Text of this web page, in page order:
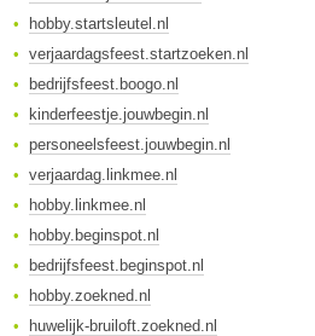
hobby.startsleutel.nl
verjaardagsfeest.startzoeken.nl
bedrijfsfeest.boogo.nl
kinderfeestje.jouwbegin.nl
personeelsfeest.jouwbegin.nl
verjaardag.linkmee.nl
hobby.linkmee.nl
hobby.beginspot.nl
bedrijfsfeest.beginspot.nl
hobby.zoekned.nl
huwelijk-bruiloft.zoekned.nl